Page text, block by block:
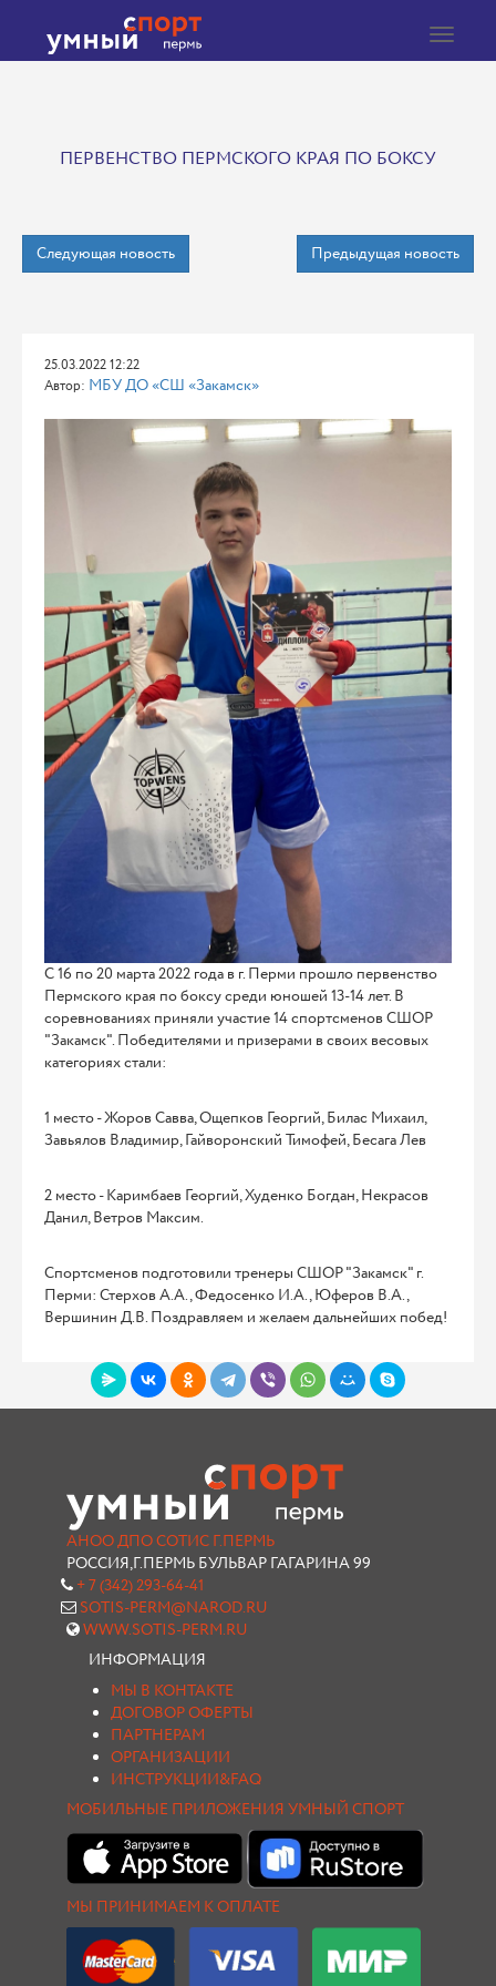
Toggle
ПЕРВЕНСТВО ПЕРМСКОГО КРАЯ ПО БОКСУ
Следующая новость Предыдущая новость
25.03.2022 12:22
Автор: МБУ ДО «СШ «Закамск»
С 16 по 20 марта 2022 года в г. Перми прошло первенство
Пермского края по боксу среди юношей 13-14 лет. В
соревнованиях приняли участие 14 спортсменов СШОР
"Закамск". Победителями и призерами в своих весовых
категориях стали:
1 место - Жоров Савва, Ощепков Георгий, Билас Михаил,
Завьялов Владимир, Гайворонский Тимофей, Бесага Лев
2 место - Каримбаев Георгий, Худенко Богдан, Некрасов
Данил, Ветров Максим.
Спортсменов подготовили тренеры СШОР "Закамск" г.
Перми: Стерхов А.А., Федосенко И.А., Юферов В.А.,
Вершинин Д.В. Поздравляем и желаем дальнейших побед!
АНОО ДПО СОТИС Г.ПЕРМЬ
РОССИЯ,Г.ПЕРМЬ БУЛЬВАР ГАГАРИНА 99
+ 7 (342) 293-64-41
SOTIS-PERM@NAROD.RU
WWW.SOTIS-PERM.RU
ИНФОРМАЦИЯ
МЫ В КОНТАКТЕ
ДОГОВОР ОФЕРТЫ
ПАРТНЕРАМ
ОРГАНИЗАЦИИ
ИНСТРУКЦИИ&FAQ
МОБИЛЬНЫЕ ПРИЛОЖЕНИЯ УМНЫЙ СПОРТ
МЫ ПРИНИМАЕМ К ОПЛАТЕ